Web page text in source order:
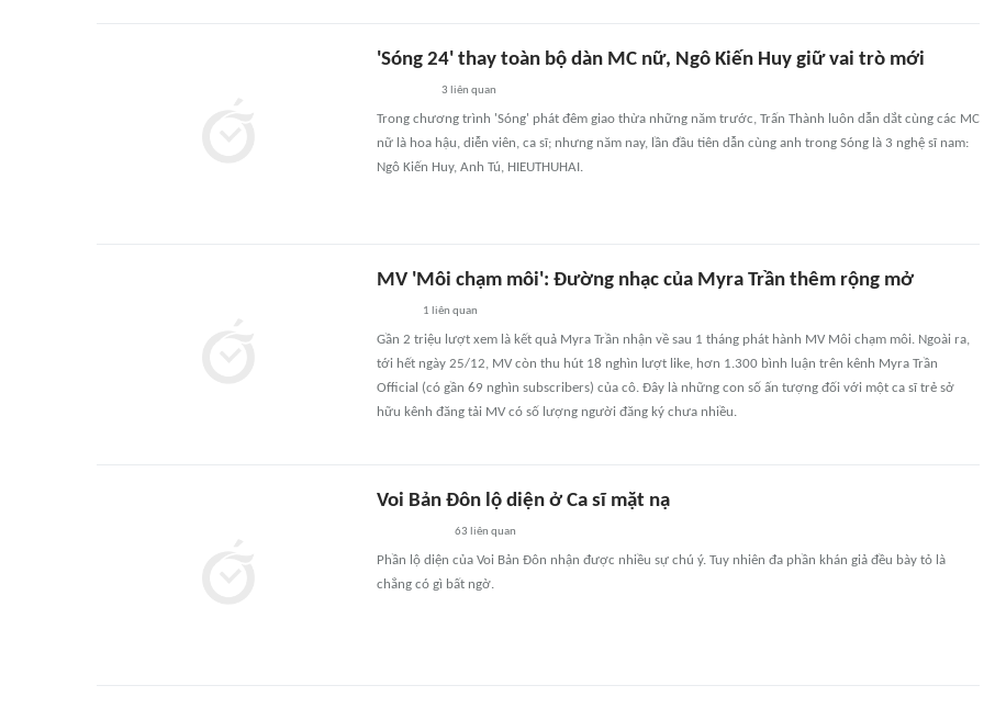
'Sóng 24' thay toàn bộ dàn MC nữ, Ngô Kiến Huy giữ vai trò mới
3 liên quan
Trong chương trình 'Sóng' phát đêm giao thừa những năm trước, Trấn Thành luôn dẫn dắt cùng các MC
nữ là hoa hậu, diễn viên, ca sĩ; nhưng năm nay, lần đầu tiên dẫn cùng anh trong Sóng là 3 nghệ sĩ nam:
Ngô Kiến Huy, Anh Tú, HIEUTHUHAI.
MV 'Môi chạm môi': Đường nhạc của Myra Trần thêm rộng mở
1 liên quan
Gần 2 triệu lượt xem là kết quả Myra Trần nhận về sau 1 tháng phát hành MV Môi chạm môi. Ngoài ra,
tới hết ngày 25/12, MV còn thu hút 18 nghìn lượt like, hơn 1.300 bình luận trên kênh Myra Trần
Official (có gần 69 nghìn subscribers) của cô. Đây là những con số ấn tượng đối với một ca sĩ trẻ sở
hữu kênh đăng tải MV có số lượng người đăng ký chưa nhiều.
Voi Bản Đôn lộ diện ở Ca sĩ mặt nạ
63 liên quan
Phần lộ diện của Voi Bản Đôn nhận được nhiều sự chú ý. Tuy nhiên đa phần khán giả đều bày tỏ là
chẳng có gì bất ngờ.